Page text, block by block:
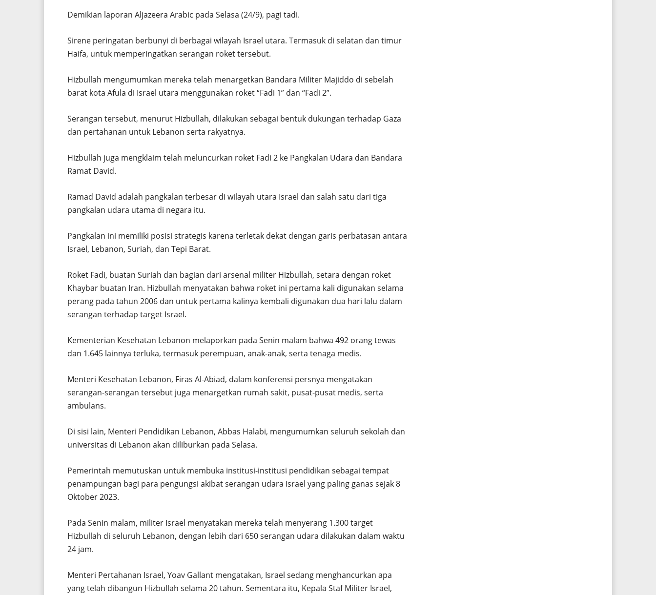
Demikian laporan Aljazeera Arabic pada Selasa (24/9), pagi tadi.
Sirene peringatan berbunyi di berbagai wilayah Israel utara. Termasuk di selatan dan timur
Haifa, untuk memperingatkan serangan roket tersebut.
Hizbullah mengumumkan mereka telah menargetkan Bandara Militer Majiddo di sebelah
barat kota Afula di Israel utara menggunakan roket “Fadi 1” dan “Fadi 2”.
Serangan tersebut, menurut Hizbullah, dilakukan sebagai bentuk dukungan terhadap Gaza
dan pertahanan untuk Lebanon serta rakyatnya.
Hizbullah juga mengklaim telah meluncurkan roket Fadi 2 ke Pangkalan Udara dan Bandara
Ramat David.
Ramad David adalah pangkalan terbesar di wilayah utara Israel dan salah satu dari tiga
pangkalan udara utama di negara itu.
Pangkalan ini memiliki posisi strategis karena terletak dekat dengan garis perbatasan antara
Israel, Lebanon, Suriah, dan Tepi Barat.
Roket Fadi, buatan Suriah dan bagian dari arsenal militer Hizbullah, setara dengan roket
Khaybar buatan Iran. Hizbullah menyatakan bahwa roket ini pertama kali digunakan selama
perang pada tahun 2006 dan untuk pertama kalinya kembali digunakan dua hari lalu dalam
serangan terhadap target Israel.
Kementerian Kesehatan Lebanon melaporkan pada Senin malam bahwa 492 orang tewas
dan 1.645 lainnya terluka, termasuk perempuan, anak-anak, serta tenaga medis.
Menteri Kesehatan Lebanon, Firas Al-Abiad, dalam konferensi persnya mengatakan
serangan-serangan tersebut juga menargetkan rumah sakit, pusat-pusat medis, serta
ambulans.
Di sisi lain, Menteri Pendidikan Lebanon, Abbas Halabi, mengumumkan seluruh sekolah dan
universitas di Lebanon akan diliburkan pada Selasa.
Pemerintah memutuskan untuk membuka institusi-institusi pendidikan sebagai tempat
penampungan bagi para pengungsi akibat serangan udara Israel yang paling ganas sejak 8
Oktober 2023.
Pada Senin malam, militer Israel menyatakan mereka telah menyerang 1.300 target
Hizbullah di seluruh Lebanon, dengan lebih dari 650 serangan udara dilakukan dalam waktu
24 jam.
Menteri Pertahanan Israel, Yoav Gallant mengatakan, Israel sedang menghancurkan apa
yang telah dibangun Hizbullah selama 20 tahun. Sementara itu, Kepala Staf Militer Israel,